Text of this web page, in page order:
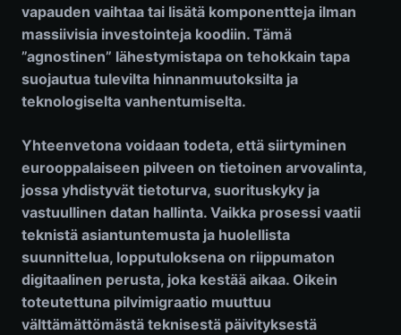
vapauden vaihtaa tai lisätä komponentteja ilman
massiivisia investointeja koodiin. Tämä
”agnostinen” lähestymistapa on tehokkain tapa
suojautua tulevilta hinnanmuutoksilta ja
teknologiselta vanhentumiselta.
Yhteenvetona voidaan todeta, että siirtyminen
eurooppalaiseen pilveen on tietoinen arvovalinta,
jossa yhdistyvät tietoturva, suorituskyky ja
vastuullinen datan hallinta. Vaikka prosessi vaatii
teknistä asiantuntemusta ja huolellista
suunnittelua, lopputuloksena on riippumaton
digitaalinen perusta, joka kestää aikaa. Oikein
toteutettuna pilvimigraatio muuttuu
välttämättömästä teknisestä päivityksestä